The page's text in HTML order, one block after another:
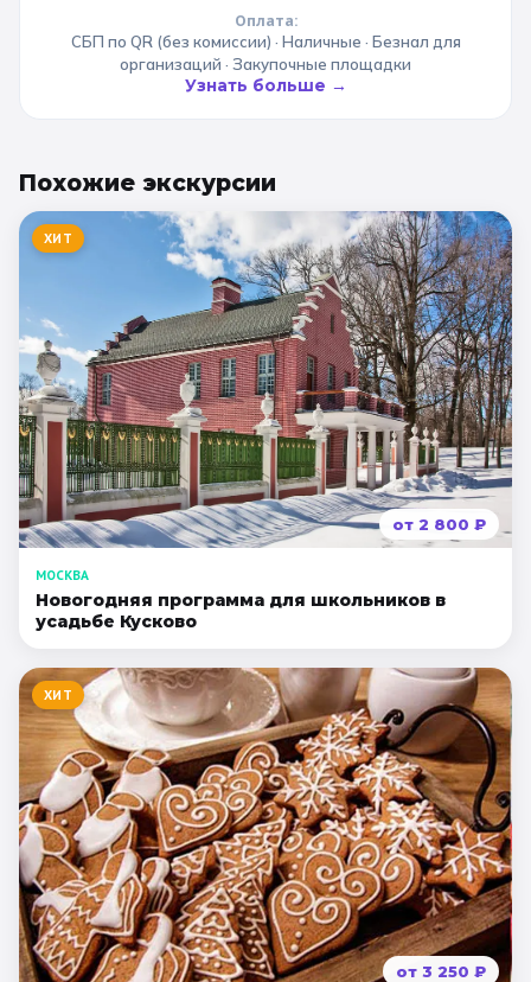
Оплата:
СБП по QR (без комиссии) · Наличные · Безнал для
организаций · Закупочные площадки
Узнать больше →
Похожие экскурсии
ХИТ
от 2 800 ₽
МОСКВА
Новогодняя программа для школьников в
усадьбе Кусково
ХИТ
от 3 250 ₽